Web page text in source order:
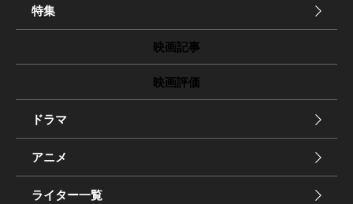
特集
映画記事
映画評価
ドラマ
アニメ
ライター一覧